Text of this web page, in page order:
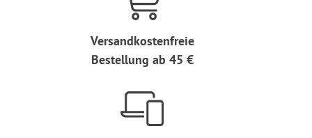
Versandkostenfreie
Bestellung ab 45 €